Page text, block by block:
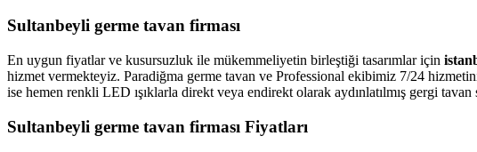
Sultanbeyli germe tavan firması
En uygun fiyatlar ve kusursuzluk ile mükemmeliyetin birleştiği tasarımlar için
hizmet vermekteyiz. Paradiğma germe tavan ve Professional ekibimiz 7/24
ise hemen renkli LED ışıklarla direkt veya endirekt olarak aydınlatılmış gergi
Sultanbeyli germe tavan firması Fiyatları